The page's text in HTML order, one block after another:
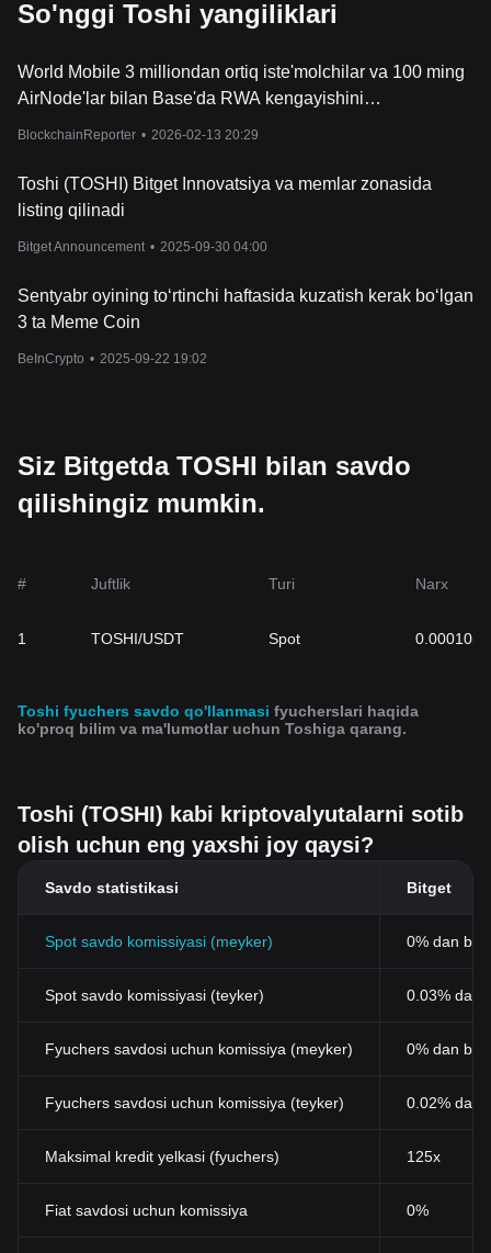
So'nggi Toshi yangiliklari
World Mobile 3 milliondan ortiq iste'molchilar va 100 ming
AirNode'lar bilan Base'da RWA kengayishini
BlockchainReporter • 2026-02-13 20:29
Toshi (TOSHI) Bitget Innovatsiya va memlar zonasida
listing qilinadi
Bitget Announcement • 2025-09-30 04:00
Sentyabr oyining to‘rtinchi haftasida kuzatish kerak bo‘lgan
3 ta Meme Coin
BeInCrypto • 2025-09-22 19:02
Siz Bitgetda TOSHI bilan savdo
qilishingiz mumkin.
# Juftlik Turi Narx
1 TOSHI/USDT Spot 0.0001055
Toshi fyuchers savdo qo'llanmasi fyucherslari haqida
ko'proq bilim va ma'lumotlar uchun Toshiga qarang.
Toshi (TOSHI) kabi kriptovalyutalarni sotib
olish uchun eng yaxshi joy qaysi?
Savdo statistikasi Bitget
Spot savdo komissiyasi (meyker) 0% dan
Spot savdo komissiyasi (teyker) 0.03% dan
Fyuchers savdosi uchun komissiya (meyker) 0% dan
Fyuchers savdosi uchun komissiya (teyker) 0.02% dan
Maksimal kredit yelkasi (fyuchers) 125x
Fiat savdosi uchun komissiya 0%